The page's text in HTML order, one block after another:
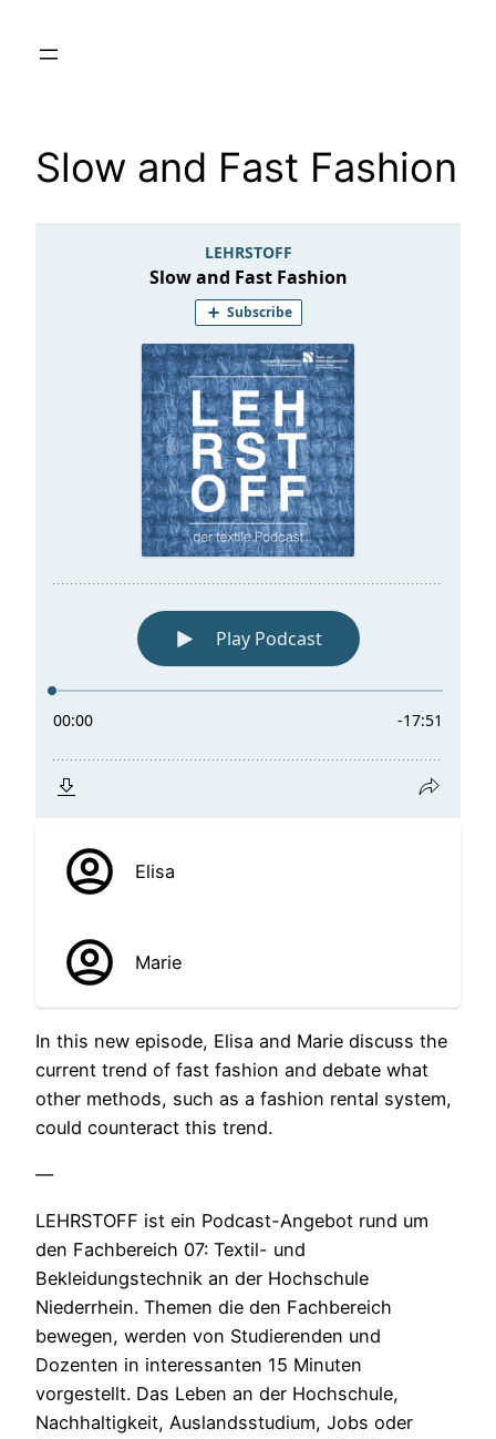
Inhalt
Slow and Fast Fashion
Elisa
Marie
In this new episode, Elisa and Marie discuss the
current trend of fast fashion and debate what
other methods, such as a fashion rental system,
could counteract this trend.
—
LEHRSTOFF ist ein Podcast-Angebot rund um
den Fachbereich 07: Textil- und
Bekleidungstechnik an der Hochschule
Niederrhein. Themen die den Fachbereich
bewegen, werden von Studierenden und
Dozenten in interessanten 15 Minuten
vorgestellt. Das Leben an der Hochschule,
Nachhaltigkeit, Auslandsstudium, Jobs oder